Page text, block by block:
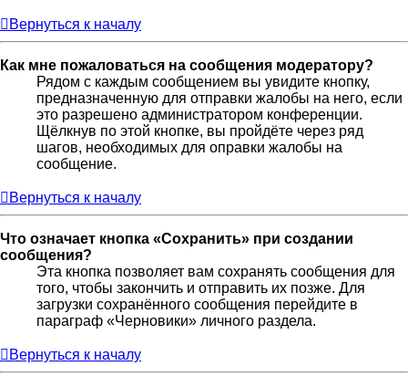
Вернуться к началу
Как мне пожаловаться на сообщения модератору?
Рядом с каждым сообщением вы увидите кнопку,
предназначенную для отправки жалобы на него, если
это разрешено администратором конференции.
Щёлкнув по этой кнопке, вы пройдёте через ряд
шагов, необходимых для оправки жалобы на
сообщение.
Вернуться к началу
Что означает кнопка «Сохранить» при создании
сообщения?
Эта кнопка позволяет вам сохранять сообщения для
того, чтобы закончить и отправить их позже. Для
загрузки сохранённого сообщения перейдите в
параграф «Черновики» личного раздела.
Вернуться к началу